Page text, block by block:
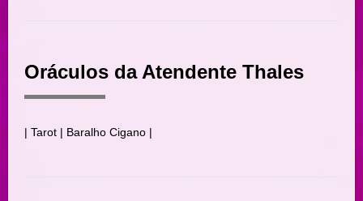
Oráculos da Atendente Thales
| Tarot | Baralho Cigano |